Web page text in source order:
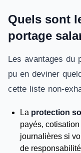
Quels sont
portage
Les avantages du
pu en deviner
cette liste non-
La protection
payés,
journalières si
de